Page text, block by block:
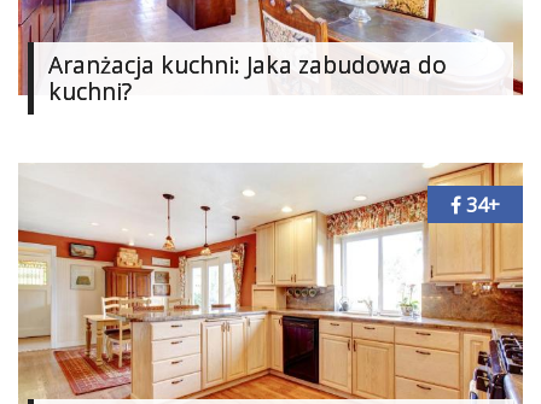
Kategorie
Dodaj
«
Dodaj
Dodaj
galerię
Aranżacja kuchni: Jaka zabudowa do
kuchni?
34+